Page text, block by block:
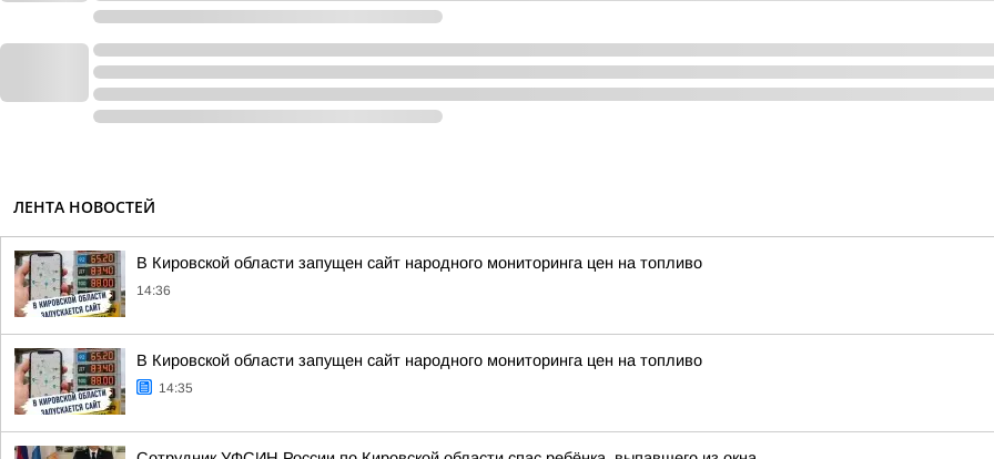
ЛЕНТА НОВОСТЕЙ
В Кировской области запущен сайт народного мониторинга цен на топливо
14:36
В Кировской области запущен сайт народного мониторинга цен на топливо
14:35